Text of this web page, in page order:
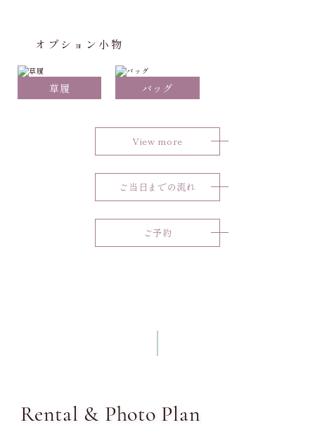
オプション小物
草履 バッグ
View more
ご当日までの流れ
ご予約
Rental & Photo Plan